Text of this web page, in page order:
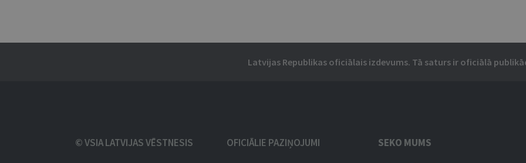
Latvijas Republikas oficiālais izdevums. Tā saturs ir oficiālā
© VSIA LATVIJAS VĒSTNESIS OFICIĀLIE PAZIŅOJUMI SEKO MUMS